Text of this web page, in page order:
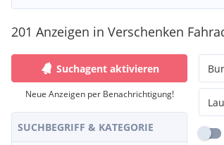
201 Anzeigen in Verschenken
Suchagent aktivieren
Neue Anzeigen per Benachrichtigung!
SUCHBEGRIFF & KATEGORIE